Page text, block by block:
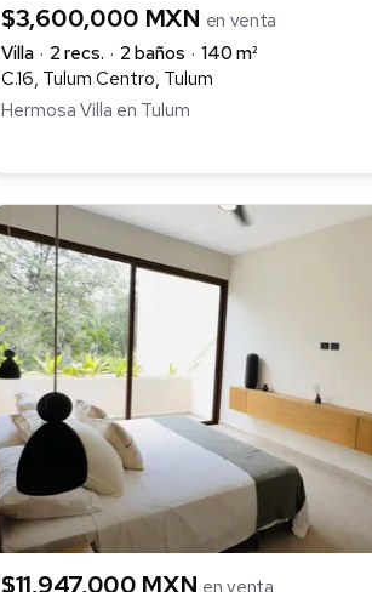
$3,600,000 MXN en venta
Villa
2 recs. 2 baños
140 m²
C.16, Tulum Centro, Tulum
Hermosa Villa en Tulum
$11,947,000 MXN en venta